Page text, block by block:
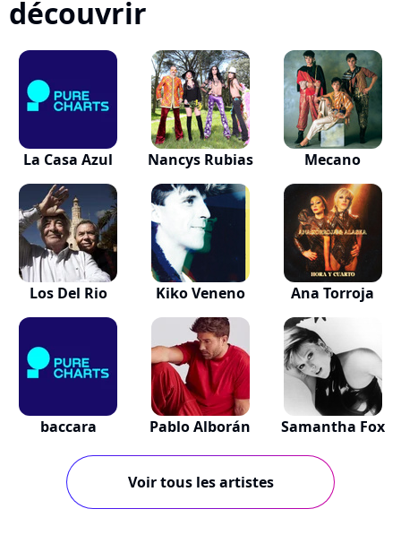
découvrir
La Casa Azul Nancys Rubias Mecano
Los Del Rio Kiko Veneno Ana Torroja
baccara Pablo Alborán Samantha Fox
Voir tous les artistes